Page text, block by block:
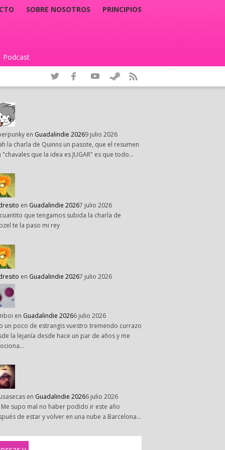
SOBRE NOSOTROS PRINCIPIOS
Podcast
en Guadalindie 20269 julio 2026
la charla de Quinns un pasote, que el resumen
"chavales que la idea es JUGAR" es que todo…
en Guadalindie 20267 julio 2026
que tengamos subida la charla de
te la paso mi rey
en Guadalindie 20267 julio 2026
en Guadalindie 20266 julio 2026
un poco de estrangis vuestro tremendo currazo
la lejanía desde hace un par de años y me
en Guadalindie 20266 julio 2026
Me supo mal no haber podido ir este año
de estar y volver en una nube a Barcelona…